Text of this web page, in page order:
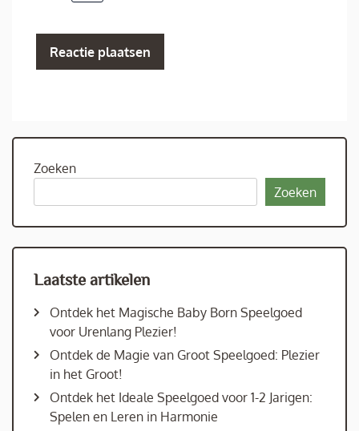
Zoeken
Zoeken
Laatste artikelen
Ontdek het Magische Baby Born Speelgoed
voor Urenlang Plezier!
Ontdek de Magie van Groot Speelgoed: Plezier
in het Groot!
Ontdek het Ideale Speelgoed voor 1-2 Jarigen:
Spelen en Leren in Harmonie